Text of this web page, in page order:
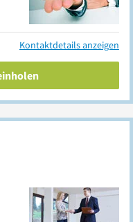
Kontaktdetails anzeigen